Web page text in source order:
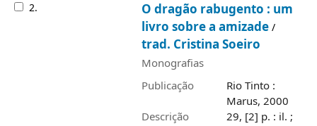
2.
O dragão rabugento : um
livro sobre a amizade/
trad. Cristina Soeiro
Monografias
Publicação
Rio Tinto :
Marus, 2000
Descrição
29, [2] p. : il. ;